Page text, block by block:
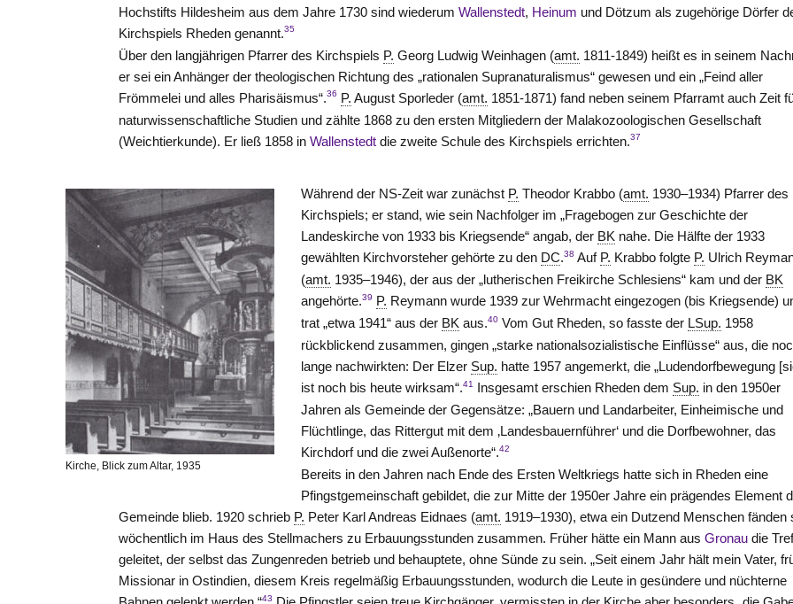
Hochstifts Hildesheim aus dem Jahre 1730 sind wiederumWallenstedt, Heinum und Dötzum als zugehörige Dörfer
Kirchspiels Rheden genannt.35
Über den langjährigen Pfarrer des Kirchspiels P. Georg Ludwig Weinhagen (amt. 1811-1849) heißt es in seinem
er sei ein Anhänger der theologischen Richtung des „rationalen Supranaturalismus“ gewesen und ein „Feind aller
Frömmelei und alles Pharisäismus“.36 P. August Sporleder (amt. 1851-1871) fand neben seinem Pfarramt auch Zeit
naturwissenschaftliche Studien und zählte 1868 zu den ersten Mitgliedern der Malakozoologischen Gesellschaft
(Weichtierkunde). Er ließ 1858 inWallenstedt die zweite Schule des Kirchspiels errichten.37
Kirche, Blick zum Altar, 1935
Während der NS-Zeit war zunächst P. Theodor Krabbo (amt. 1930–1934) Pfarrer des
Kirchspiels; er stand, wie sein Nachfolger im „Fragebogen zur Geschichte der
Landeskirche von 1933 bis Kriegsende“ angab, der BK nahe. Die Hälfte der 1933
gewählten Kirchvorsteher gehörte zu den DC.38 Auf P. Krabbo folgte P. Ulrich
(amt. 1935–1946), der aus der „lutherischen Freikirche Schlesiens“ kam und der BK
angehörte.39 P. Reymann wurde 1939 zur Wehrmacht eingezogen (bis Kriegsende)
trat „etwa 1941“ aus der BK aus.40 Vom Gut Rheden, so fasste der LSup. 1958
rückblickend zusammen, gingen „starke nationalsozialistische Einflüsse“ aus, die
lange nachwirkten: Der Elzer Sup. hatte 1957 angemerkt, die „Ludendorfbewegung
ist noch bis heute wirksam“.41 Insgesamt erschien Rheden dem Sup. in den 1950er
Jahren als Gemeinde der Gegensätze: „Bauern und Landarbeiter, Einheimische und
Flüchtlinge, das Rittergut mit dem ‚Landesbauernführer‘ und die Dorfbewohner, das
Kirchdorfund die zwei Außenorte“.42
Bereits in den Jahren nach Ende des Ersten Weltkriegs hatte sich in Rheden eine
Pfingstgemeinschaft gebildet, die zur Mitte der 1950er Jahre ein prägendes Element
Gemeinde blieb. 1920 schrieb P. Peter Karl Andreas Eidnaes (amt. 1919–1930), etwa ein Dutzend Menschen fänden
wöchentlich im Haus des Stellmachers zu Erbauungsstunden zusammen. Früher hätte ein Mann ausGronau die
geleitet, der selbst das Zungenreden betrieb und behauptete, ohne Sünde zu sein. „Seit einem Jahr hält mein Vater,
Missionar in Ostindien, diesem Kreis regelmäßig Erbauungsstunden, wodurch die Leute in gesündere und nüchterne
43